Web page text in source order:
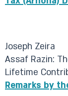
Joseph Zeira
Assaf Razin:
Lifetime
Remarks by